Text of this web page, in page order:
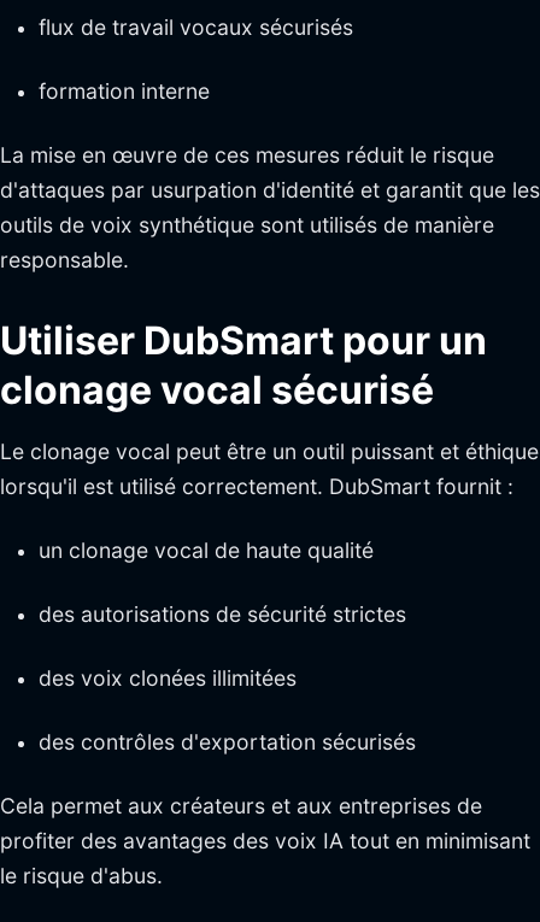
flux de travail vocaux sécurisés
formation interne
La mise en œuvre de ces mesures réduit le risque
d'attaques par usurpation d'identité et garantit que les
outils de voix synthétique sont utilisés de manière
responsable.
Utiliser DubSmart pour un
clonage vocal sécurisé
Le clonage vocal peut être un outil puissant et éthique
lorsqu'il est utilisé correctement. DubSmart fournit :
un clonage vocal de haute qualité
des autorisations de sécurité strictes
des voix clonées illimitées
des contrôles d'exportation sécurisés
Cela permet aux créateurs et aux entreprises de
profiter des avantages des voix IA tout en minimisant
le risque d'abus.